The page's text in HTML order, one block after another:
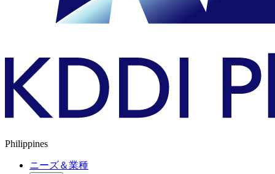
Philippines
ニーズ＆業種